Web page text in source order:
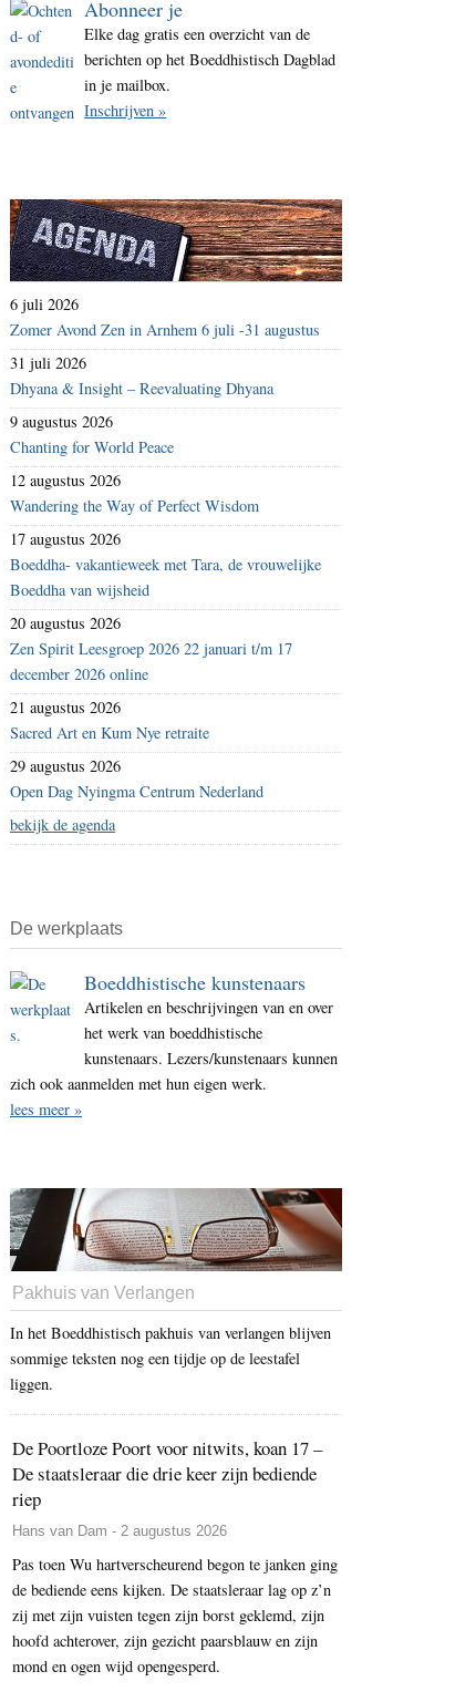
i
t
Abonneer je
Elke dag gratis een overzicht van de
berichten op het Boeddhistisch Dagblad
in je mailbox.
Inschrijven »
6 juli 2026
Zomer Avond Zen in Arnhem 6 juli -31 augustus
31 juli 2026
Dhyana & Insight – Reevaluating Dhyana
9 augustus 2026
Chanting for World Peace
12 augustus 2026
Wandering the Way of Perfect Wisdom
17 augustus 2026
Boeddha- vakantieweek met Tara, de vrouwelijke
Boeddha van wijsheid
20 augustus 2026
Zen Spirit Leesgroep 2026 22 januari t/m 17
december 2026 online
21 augustus 2026
Sacred Art en Kum Nye retraite
29 augustus 2026
Open Dag Nyingma Centrum Nederland
bekijk de agenda
De werkplaats
Boeddhistische kunstenaars
Artikelen en beschrijvingen van en over
het werk van boeddhistische
kunstenaars. Lezers/kunstenaars kunnen
zich ook aanmelden met hun eigen werk.
lees meer »
Pakhuis van Verlangen
In het Boeddhistisch pakhuis van verlangen blijven
sommige teksten nog een tijdje op de leestafel
liggen.
De Poortloze Poort voor nitwits, koan 17 –
De staatsleraar die drie keer zijn bediende
riep
Hans van Dam - 2 augustus 2026
Pas toen Wu hartverscheurend begon te janken ging
de bediende eens kijken. De staatsleraar lag op z’n
zij met zijn vuisten tegen zijn borst geklemd, zijn
hoofd achterover, zijn gezicht paarsblauw en zijn
mond en ogen wijd opengesperd.